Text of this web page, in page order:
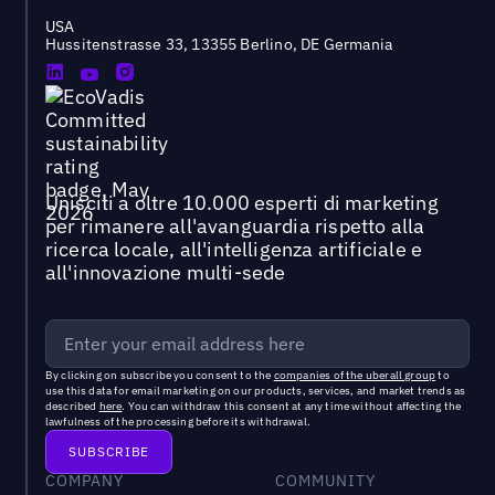
USA
Hussitenstrasse 33, 13355 Berlino, DE Germania
Unisciti a oltre 10.000 esperti di marketing
per rimanere all'avanguardia rispetto alla
ricerca locale, all'intelligenza artificiale e
all'innovazione multi-sede
By clicking on subscribe you consent to the companies of the uberall groupto
use this data for email marketing on our products, services, and market trends as
described here. You can withdraw this consent at any time without affecting the
lawfulness of the processing before its withdrawal.
COMPANY
COMMUNITY